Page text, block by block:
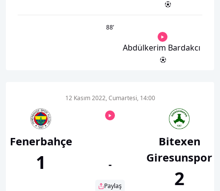
88’
Abdülkerim Bardakcı
Fenerbahçe
1
12 Kasım 2022, Cumartesi, 14:00
-
Paylaş
Bitexen
Giresunspor
2